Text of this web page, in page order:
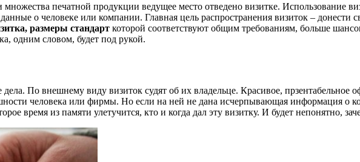
множества печатной продукции ведущее место отведено визитке. Использование
о человеке или компании. Главная цель распространения визиток – донести
размеры стандарт которой соответствуют общим требованиям, больше
одним словом, будет под рукой.
По внешнему виду визиток судят об их владельце. Красивое,
человека или фирмы. Но если на ней не дана исчерпывающая информация о
время из памяти улетучится, кто и когда дал эту визитку. И будет непонятно,